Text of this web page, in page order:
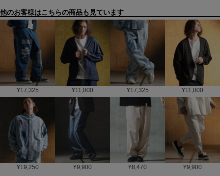
他のお客様はこちらの商品も見ています
¥17,325 ¥11,000 ¥17,325 ¥11,000
¥19,250 ¥9,900 ¥8,470 ¥9,900